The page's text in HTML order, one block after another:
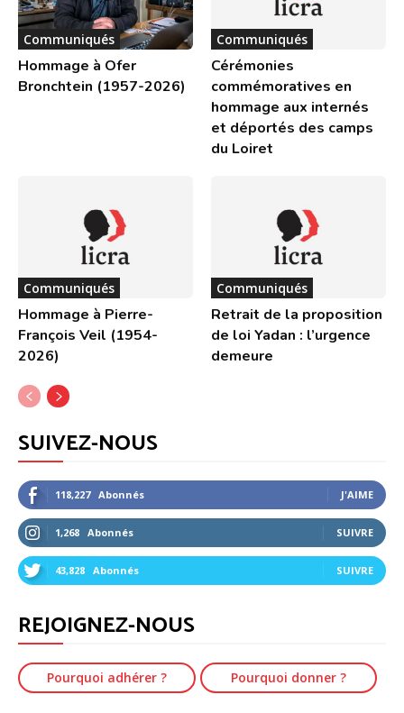
Communiqués
Hommage à Ofer
Bronchtein (1957-2026)
Communiqués
Cérémonies
commémoratives en
hommage aux internés
et déportés des camps
du Loiret
Communiqués
Hommage à Pierre-
François Veil (1954-
2026)
Communiqués
Retrait de la proposition
de loi Yadan : l’urgence
demeure
SUIVEZ-NOUS
118,227 Abonnés J'AIME
1,268 Abonnés SUIVRE
43,828 Abonnés SUIVRE
REJOIGNEZ-NOUS
Pourquoi adhérer ? Pourquoi donner ?